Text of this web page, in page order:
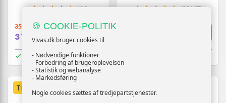
(14)
359,-
319,- Vis
På lager
(25167)
TILBUD TILBUD
🍪 COOKIE-POLITIK
Vivas.dk bruger cookies til
- Nødvendige funktioner
- Forbedring af brugeroplevelsen
- Statistik og webanalyse
- Markedsføring
Nogle cookies sættes af tredjepartstjenester.